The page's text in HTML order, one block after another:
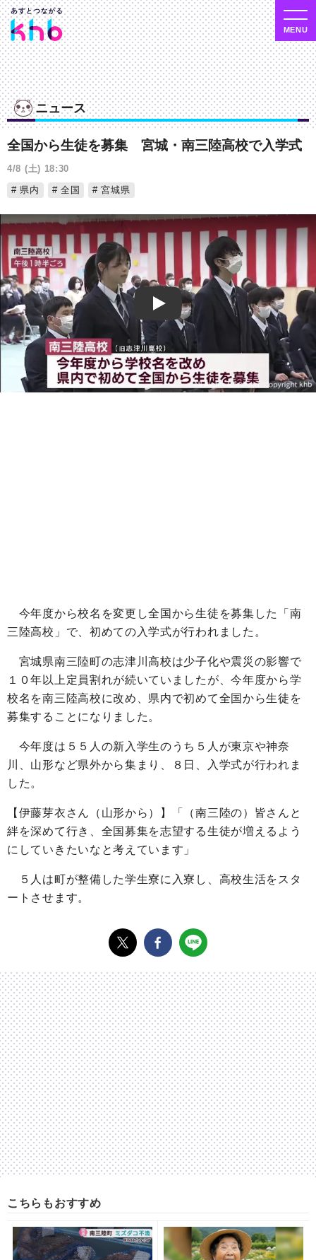
ニュース
全国から生徒を募集 宮城・南三陸高校で入学式
4/8 (土) 18:30
県内
全国 宮城県
Play
今年度から校名を変更し全国から生徒を募集した「南
三陸高校」で、初めての入学式が行われました。
宮城県南三陸町の志津川高校は少子化や震災の影響で
１０年以上定員割れが続いていましたが、今年度から学
校名を南三陸高校に改め、県内で初めて全国から生徒を
募集することになりました。
今年度は５５人の新入学生のうち５人が東京や神奈
川、山形など県外から集まり、８日、入学式が行われま
した。
【伊藤芽衣さん（山形から）】「（南三陸の）皆さんと
絆を深めて行き、全国募集を志望する生徒が増えるよう
にしていきたいなと考えています」
５人は町が整備した学生寮に入寮し、高校生活をスタ
ートさせます。
こちらもおすすめ